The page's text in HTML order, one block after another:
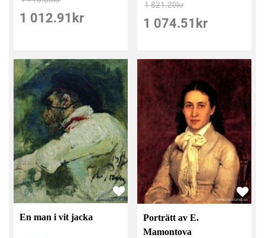
1 012.91 kr
1 821.20kr
1 074.51 kr
En man i vit jacka
Porträtt av E.
Mamontova